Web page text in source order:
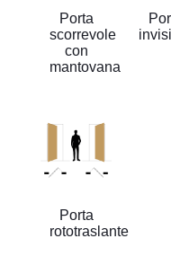
Porta
scorrevole
con
mantovana
Porta
rototraslante